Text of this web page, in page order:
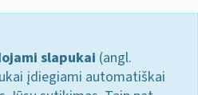
slapukai (angl.
įdiegiami automatiškai